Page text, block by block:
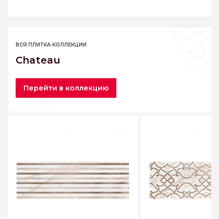
ВСЯ ПЛИТКА КОЛЛЕКЦИИ
Chateau
Перейти в коллекцию